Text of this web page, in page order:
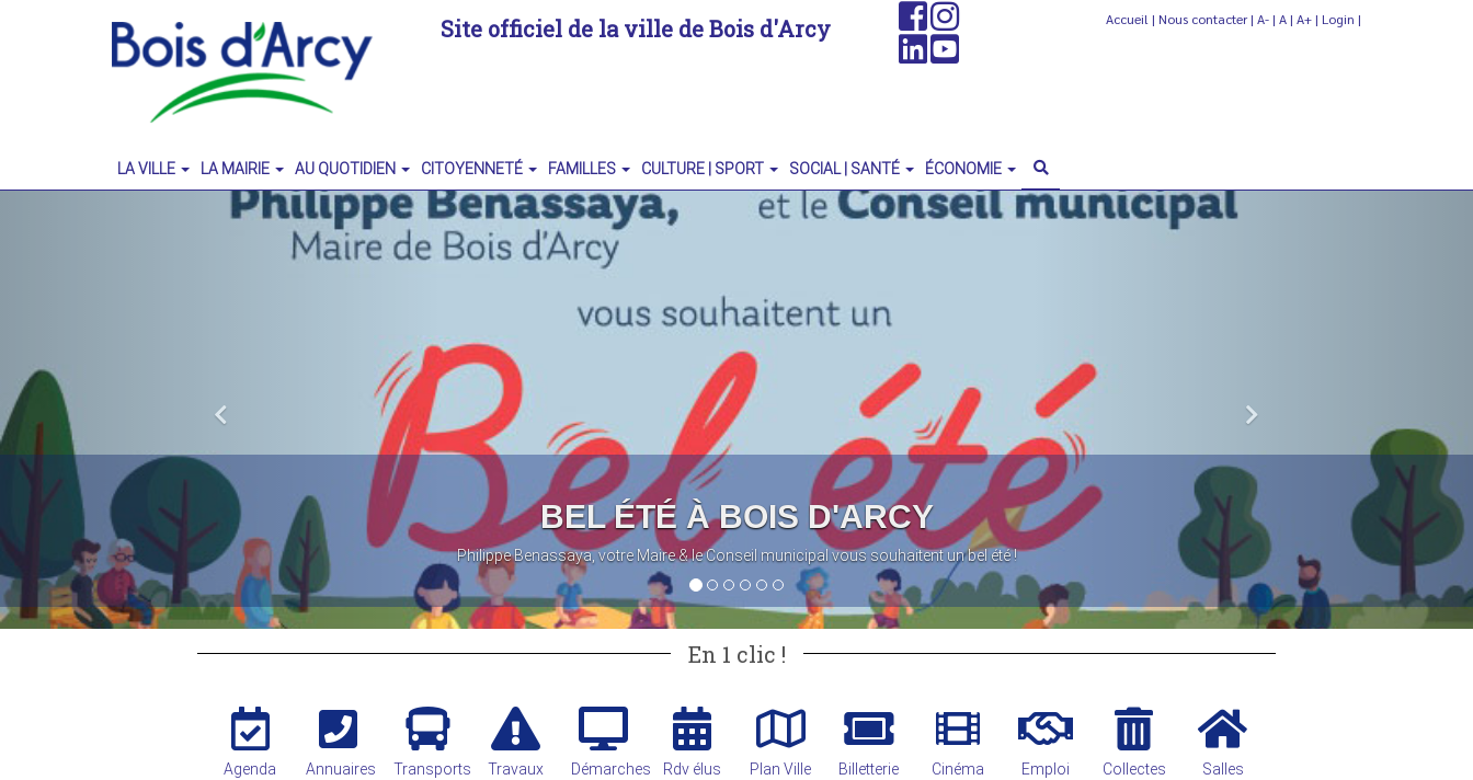
Site officiel de la ville de Bois d'Arcy Accueil | Nous contacter | A- | A | A+ | Login |
LA VILLE LA MAIRIE AU QUOTIDIEN CITOYENNETÉ FAMILLES CULTURE | SPORT SOCIAL | SANTÉ ÉCONOMIE
OPÉRATION DON DE SANG À L'EFS
Lundi 17 août de 14 h 30 à 19 h 30
À la Salle des fêtes du Domaine de La Tremblaye
Previous
En 1 clic !
Agenda Annuaires Transports Travaux Démarches Rdv élus Plan Ville Billetterie Cinéma Emploi Collectes Salles